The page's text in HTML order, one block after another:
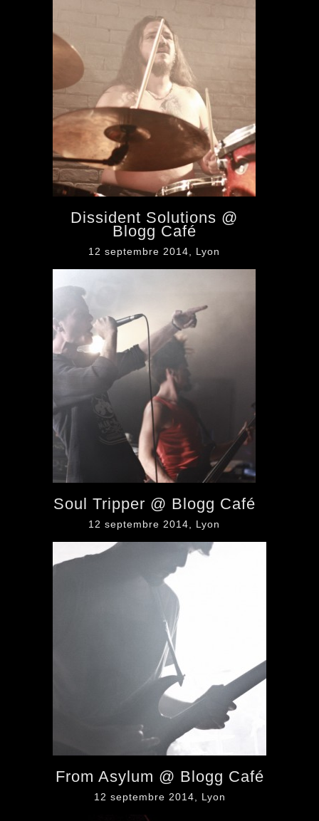
Dissident Solutions @
Blogg Café
12 septembre 2014, Lyon
Soul Tripper @ Blogg Café
12 septembre 2014, Lyon
From Asylum @ Blogg Café
12 septembre 2014, Lyon